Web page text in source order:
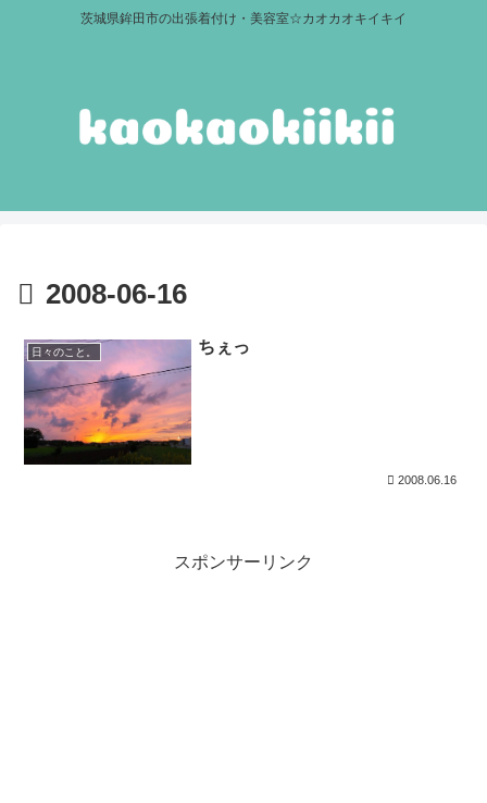
茨城県鉾田市の出張着付け・美容室☆カオカオキイキイ
2008-06-16
日々のこと。 ちぇっ
2008.06.16
スポンサーリンク